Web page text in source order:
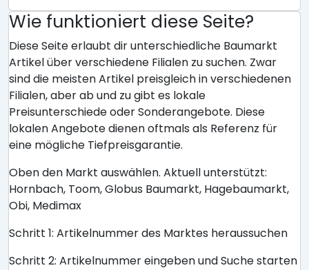
Wie funktioniert diese Seite?
Diese Seite erlaubt dir unterschiedliche Baumarkt
Artikel über verschiedene Filialen zu suchen. Zwar
sind die meisten Artikel preisgleich in verschiedenen
Filialen, aber ab und zu gibt es lokale
Preisunterschiede oder Sonderangebote. Diese
lokalen Angebote dienen oftmals als Referenz für
eine mögliche Tiefpreisgarantie.
Oben den Markt auswählen. Aktuell unterstützt:
Hornbach, Toom, Globus Baumarkt, Hagebaumarkt,
Obi, Medimax
Schritt 1: Artikelnummer des Marktes heraussuchen
Schritt 2: Artikelnummer eingeben und Suche starten